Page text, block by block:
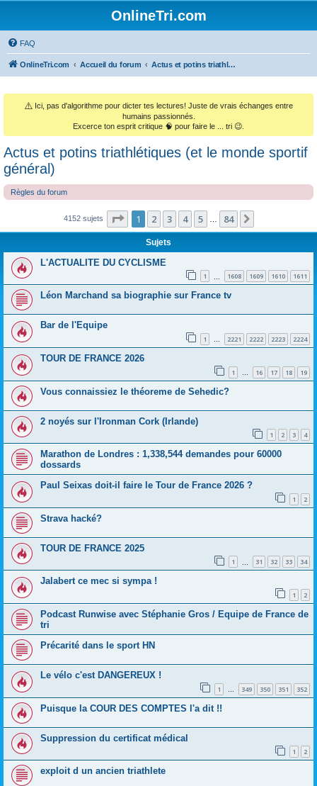
OnlineTri.com
FAQ
OnlineTri.com Accueil du forum Actus et potins triathlétiques (et le monde sportif général)
⚠️ Ici, pas d'algorithme pour dicter tes lectures! Juste de vrais échanges entre
humains passionnés.
Excerce ton esprit critique 🧠 pour faire le ... tri 😉.
Actus et potins triathlétiques (et le monde sportif
général)
Règles du forum
4152 sujets Page 1sur
1 2 3 4 5 84
Sujets
L'ACTUALITE DU CYCLISME
1 1608 1609 1610 1611
Léon Marchand sa biographie sur France tv
Bar de l'Equipe
1 … 2221 2222 2223 2224
TOUR DE FRANCE 2026
1 16 17 18 19
Vous connaissiez le théoreme de Sehedic?
2 noyés sur l'Ironman Cork (Irlande)
1 2 3 4
Marathon de Londres : 1,338,544 demandes pour 60000
dossards
Paul Seixas doit-il faire le Tour de France 2026 ?
1 2
Strava hacké?
TOUR DE FRANCE 2025
1 31 32 33 34
Jalabert ce mec si sympa !
1 2
Podcast Runwise avec Stéphanie Gros / Equipe de France de
tri
Précarité dans le sport HN
Le vélo c'est DANGEREUX !
1 … 349 350 351 352
Puisque la COUR DES COMPTES l'a dit !!
Suppression du certificat médical
1 2
exploit d un ancien triathlete